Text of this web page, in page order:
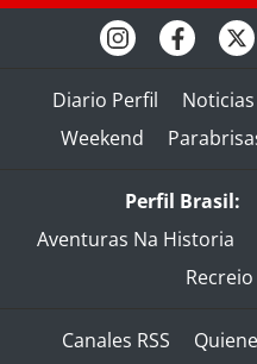
Diario Perfil Noticias
Weekend
Perfil Brasil:
Aventuras Na Historia
Recreio
Canales RSS